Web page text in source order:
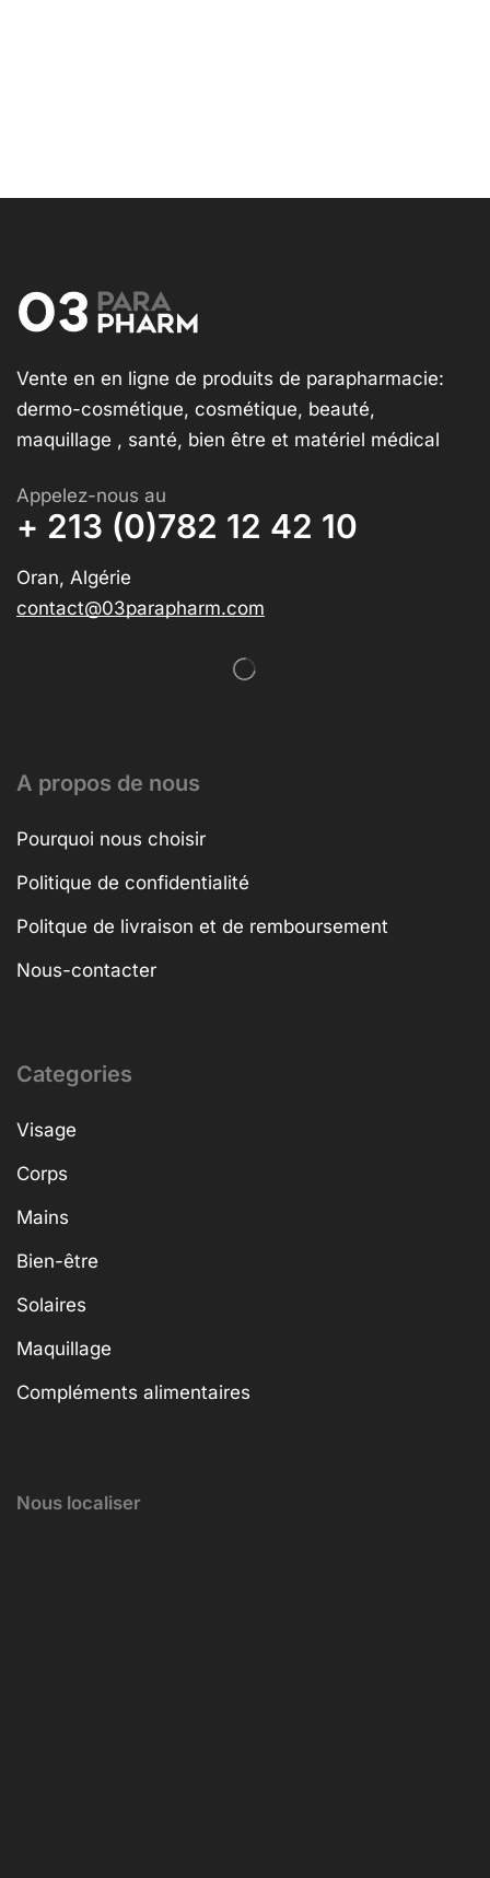
Vente en en ligne de produits de parapharmacie:
dermo-cosmétique, cosmétique, beauté,
maquillage , santé, bien être et matériel médical
Appelez-nous au
+ 213 (0)782 12 42 10
Oran, Algérie
contact@03parapharm.com
A propos de nous
Pourquoi nous choisir
Politique de confidentialité
Politque de livraison et de remboursement
Nous-contacter
Categories
Visage
Corps
Mains
Bien-être
Solaires
Maquillage
Compléments alimentaires
Nous localiser